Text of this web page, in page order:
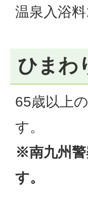
温泉入浴
ひまわ
65歳以上
す。
※南九州警
す。